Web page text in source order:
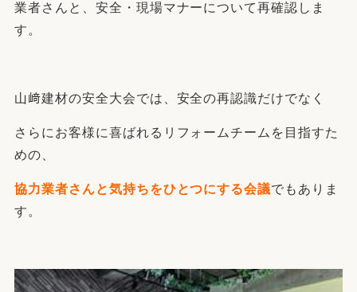
業者さんと、安全・現場マナーについて再確認しま
す。
山﨑建材の安全大会では、安全の再認識だけでなく
さらにお客様に喜ばれるリフォームチームを目指すた
めの、
協力業者さんと気持ちをひとつにする会議でもありま
す。